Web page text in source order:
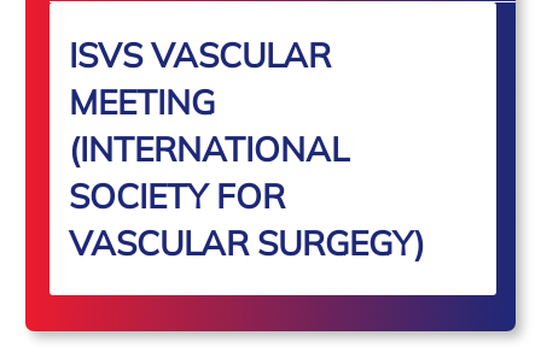
ISVS VASCULAR
MEETING
(INTERNATIONAL
SOCIETY FOR
VASCULAR SURGEGY)